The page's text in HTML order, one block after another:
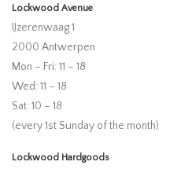
Lockwood Avenue
IJzerenwaag 1
2000 Antwerpen
Mon – Fri: 11 – 18
Wed: 11 – 18
Sat: 10 – 18
(every 1st Sunday of the month)
Lockwood Hardgoods